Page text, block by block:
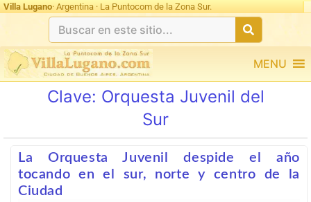
Villa Lugano· Argentina · La Puntocom de la Zona Sur.
MENU
Clave: Orquesta Juvenil del
Sur
La Orquesta Juvenil despide el año
tocando en el sur, norte y centro de la
Ciudad